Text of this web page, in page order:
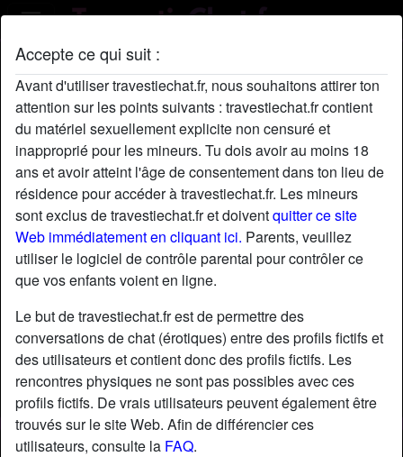
Accepte ce qui suit :
Avant d'utiliser travestiechat.fr, nous souhaitons attirer ton
attention sur les points suivants : travestiechat.fr contient
du matériel sexuellement explicite non censuré et
inapproprié pour les mineurs. Tu dois avoir au moins 18
ans et avoir atteint l'âge de consentement dans ton lieu de
résidence pour accéder à travestiechat.fr. Les mineurs
sont exclus de travestiechat.fr et doiventquitter ce site
Web immédiatement en cliquant ici. Parents, veuillez
utiliser le logiciel de contrôle parental pour contrôler ce
que vos enfants voient en ligne.
Le but de travestiechat.fr est de permettre des
conversations de chat (érotiques) entre des profils fictifs et
des utilisateurs et contient donc des profils fictifs. Les
rencontres physiques ne sont pas possibles avec ces
profils fictifs. De vrais utilisateurs peuvent également être
trouvés sur le site Web. Afin de différencier ces
utilisateurs, consulte la FAQ.
Profil de GodeleineAzaïs
starAjouter chatDiscuter !